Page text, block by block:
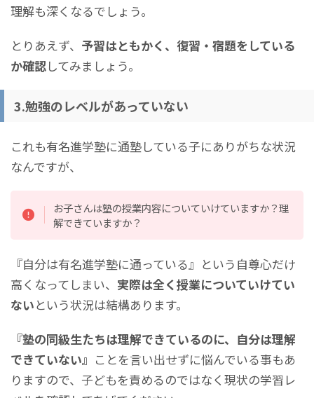
理解も深くなるでしょう。
とりあえず、 予習はともかく、復習・宿題をしている
か確認してみましょう。
3.勉強のレベルがあっていない
これも有名進学塾に通塾している子にありがちな状況
なんですが、
お子さんは塾の授業内容についていけていますか？理
解できていますか？
『自分は有名進学塾に通っている』という自尊心だけ
高くなってしまい、 実際は全く授業についていけてい
ないという状況は結構あります。
『塾の同級生たちは理解できているのに、自分は理解
できていない』 ことを言い出せずに悩んでいる事もあ
りますので、子どもを責めるのではなく現状の学習レ